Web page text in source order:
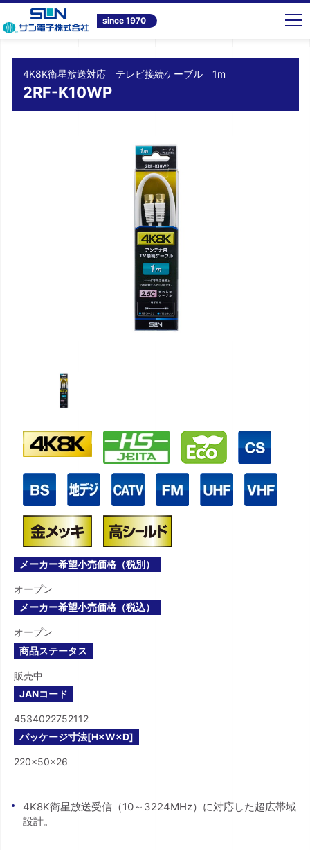
since 1970
トップ 商品情報 テレビ共同受信システム機器 4K8K衛星放送対応 テレビ接続ケーブル 1m 2RF-K10WP
4K8K衛星放送対応 テレビ接続ケーブル 1m
2RF-K10WP
メーカー希望小売価格（税別）
オープン
メーカー希望小売価格（税込）
オープン
商品ステータス
販売中
JANコード
4534022752112
パッケージ寸法[H×W×D]
220×50×26
4K8K衛星放送受信（10～3224MHz）に対応した超広帯域
設計。